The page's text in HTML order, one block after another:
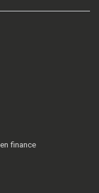
finance